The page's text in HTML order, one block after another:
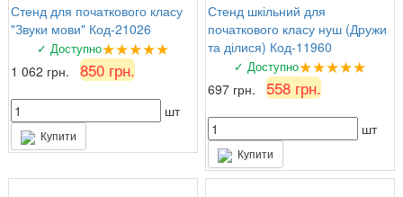
Стенд для початкового класу
"Звуки мови" Код-21026
✓ Доступно★★★★★
1 062 грн. 850 грн.
шт
Купити
Стенд шкільний для
початкового класу нуш (Дружи
та ділися) Код-11960
✓ Доступно★★★★★
697 грн. 558 грн.
шт
Купити